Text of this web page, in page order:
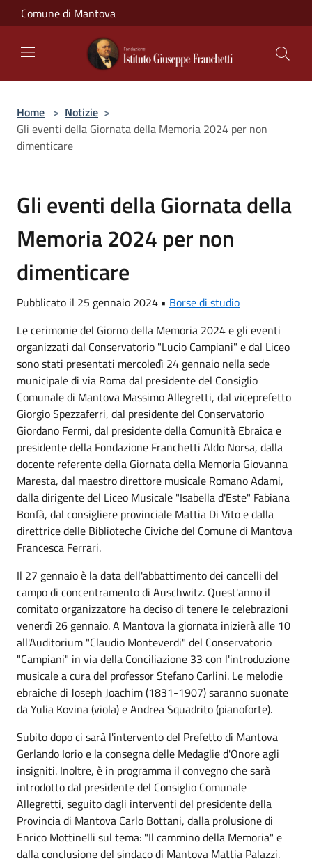
Salta al contenuto principale
Comune di Mantova
Home > Notizie >
Gli eventi della Giornata della Memoria 2024 per non
dimenticare
Gli eventi della Giornata della
Memoria 2024 per non
dimenticare
Pubblicato il 25 gennaio 2024 • Borse di studio
Le cerimonie del Giorno della Memoria 2024 e gli eventi
organizzati dal Conservatorio "Lucio Campiani" e dal Liceo
sono stati presentati mercoledì 24 gennaio nella sede
municipale di via Roma dal presidente del Consiglio
Comunale di Mantova Massimo Allegretti, dal viceprefetto
Giorgio Spezzaferri, dal presidente del Conservatorio
Giordano Fermi, dal presidente della Comunità Ebraica e
presidente della Fondazione Franchetti Aldo Norsa, dalla
docente referente della Giornata della Memoria Giovanna
Maresta, dal maestro direttore musicale Romano Adami,
dalla dirigente del Liceo Musicale "Isabella d'Este" Fabiana
Bonfà, dal consigliere provinciale Mattia Di Vito e dalla
direttrice delle Biblioteche Civiche del Comune di Mantova
Francesca Ferrari.
Il 27 gennaio è la data dell'abbattimento dei cancelli del
campo di concentramento di Auschwitz. Quest'anno il
comitato organizzatore ha deciso di tenere le celebrazioni
venerdì 26 gennaio. A Mantova la giornata inizierà alle 10
all'Auditorium "Claudio Monteverdi" del Conservatorio
"Campiani" in via della Conciliazione 33 con l'introduzione
musicale a cura del professor Stefano Carlini. Le melodie
ebraiche di Joseph Joachim (1831-1907) saranno suonate
da Yulia Kovina (viola) e Andrea Squadrito (pianoforte).
Subito dopo ci sarà l'intervento del Prefetto di Mantova
Gerlando Iorio e la consegna delle Medaglie d'Onore agli
insigniti. Inoltre, è in programma il convegno che sarà
introdotto dal presidente del Consiglio Comunale
Allegretti, seguito dagli interventi del presidente della
Provincia di Mantova Carlo Bottani, dalla prolusione di
Enrico Mottinelli sul tema: "Il cammino della Memoria" e
dalla conclusione del sindaco di Mantova Mattia Palazzi.